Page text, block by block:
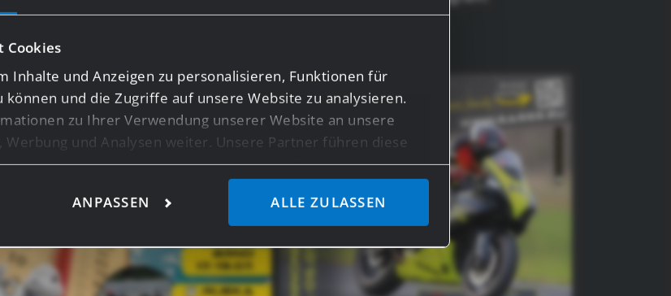
Cookies
Inhalte und Anzeigen zu personalisieren, Funktionen für
können und die Zugriffe auf unsere Website zu analysieren.
zu Ihrer Verwendung unserer Website an unsere
und Analysen weiter. Unsere Partner führen diese
mit weiteren Daten zusammen, die Sie ihnen bereitgestellt
Ihrer Nutzung der Dienste gesammelt haben.
Google Analytics kann eine Speicherung von Daten in
ausgeschlossen werden.
ANPASSEN ALLE ZULASSEN
dai, diventa anche tu una parte di #gasss_family!